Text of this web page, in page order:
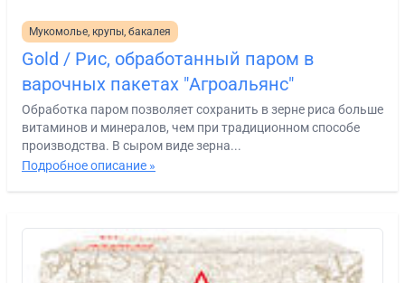
Мукомолье, крупы, бакалея
Gold / Рис, обработанный паром в
варочных пакетах "Агроальянс"
Обработка паром позволяет сохранить в зерне риса больше
витаминов и минералов, чем при традиционном способе
производства. В сыром виде зерна...
Подробное описание »